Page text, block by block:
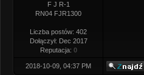
F J R-1
RN04 FJR1300
Liczba postów: 402
Dołączył: Dec 2017
Reputacja: 0
2018-10-09, 04:37 PM